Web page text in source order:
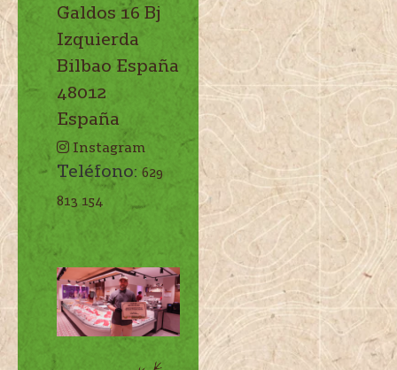
Galdos 16 Bj
Izquierda
Bilbao España
48012
España
Instagram
Teléfono: 629
813 154